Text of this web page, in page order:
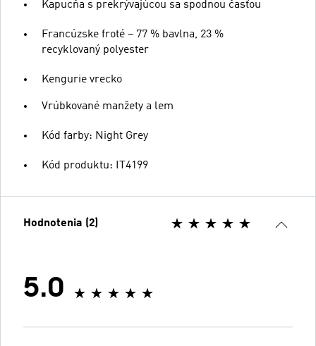
Kapucňa s prekrývajúcou sa spodnou časťou
Francúzske froté – 77 % bavlna, 23 %
recyklovaný polyester
Kengurie vrecko
Vrúbkované manžety a lem
Kód farby: Night Grey
Kód produktu: IT4199
Hodnotenia (2)
5.0